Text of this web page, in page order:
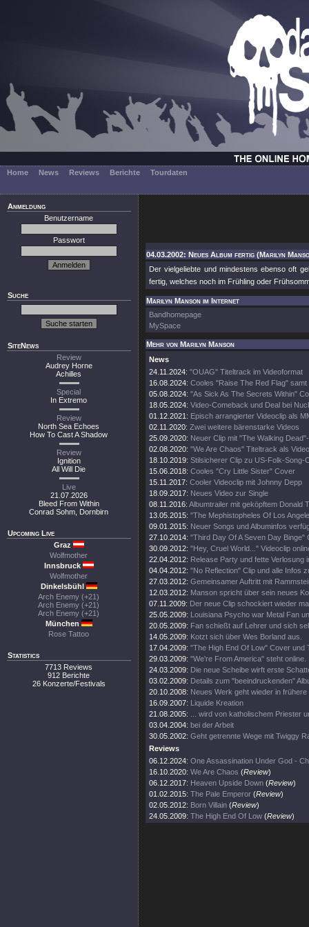
Home News Reviews Berichte Tourdaten
Anmeldung
Benutzername
Passwort
Suche
SiteNews
Review
Audrey Horne
Achilles
Special
In Extremo
Review
North Sea Echoes
How To Cast A Shadow
Review
Ignition
All Will Die
Live
21.07.2026
Bleed From Within
Conrad Sohm, Dornbirn
Upcoming Live
Graz
Wolfmother
Innsbruck
Wolfmother
Dinkelsbühl
Arch Enemy (+21)
Arch Enemy (+21)
Arch Enemy (+21)
München
Rose Tattoo
Statistics
7713 Reviews
912 Berichte
26 Konzerte/Festivals
04.03.2002: Neues Album fertig (Marilyn
Der vielgeliebte und mindestens ebenso oft
fertig, welches noch im Frühling oder
Marilyn Manson im Internet
Bandhomepage
MySpace
Mehr von Marilyn Manson
News
24.11.2024: "OUAG" Titeltrack im Videoformat
16.08.2024: Cooles "Raise The Red Flag" samt
05.08.2024: "As Sick As The Secrets Within"
18.05.2024: Video-Comeback und Deal bei
01.12.2021: Episch arrangierter Videoclip als
02.11.2020: Zwei weitere bärenstarke Videos
25.09.2020: Neuer Clip mit "The Walking
02.08.2020: "We Are Chaos" Titeltrack als Video
18.10.2019: Stilsicherer Clip zu US-Folk-Song-
15.06.2018: Cooles "Cry Little Sister" Cover
15.11.2017: Cooler Videoclip mit Johnny Depp
18.09.2017: Neues Video zur Single
08.11.2016: Albumtrailer mit geköpftem Donald
13.05.2015: "The Mephistopheles Of Los
09.01.2015: Neuer Songs und Albuminfos
27.10.2014: "Third Day Of A Seven Day Binge"
30.09.2012: "Hey, Cruel World..." Videoclip
22.04.2012: Release Party und fette Verlosung
04.04.2012: "No Reflection" Clip und alle Infos
27.03.2012: Gemeinsamer Auftritt mit
12.03.2012: Manson spricht über sein neues
07.11.2009: Der neue Clip schockiert wieder
25.05.2009: Louisiana Psycho war Metal Fan
20.05.2009: Fan schießt auf Lehrer und sich
14.05.2009: Kotzt sich über Wes Borland aus.
17.04.2009: "The High End Of Low" Cover und
29.03.2009: "We're From America" steht online.
24.03.2009: Die neue Scheibe wirft erste
03.02.2009: Details zum "beeindruckenden"
20.10.2008: Neues Werk geht wieder in frühere
16.09.2007: Liquide Kreation
21.08.2005:
... wird von katholischem Priester
03.04.2004: bei der Arbeit
30.05.2002: Geht getrennte Wege mit Twiggy
Reviews
06.12.2024: One Assassination Under God -
16.10.2020: We Are Chaos (Review)
06.12.2017: Heaven Upside Down (Review)
01.02.2015: The Pale Emperor (Review)
02.05.2012: Born Villain (Review)
24.05.2009: The High End Of Low (Review)